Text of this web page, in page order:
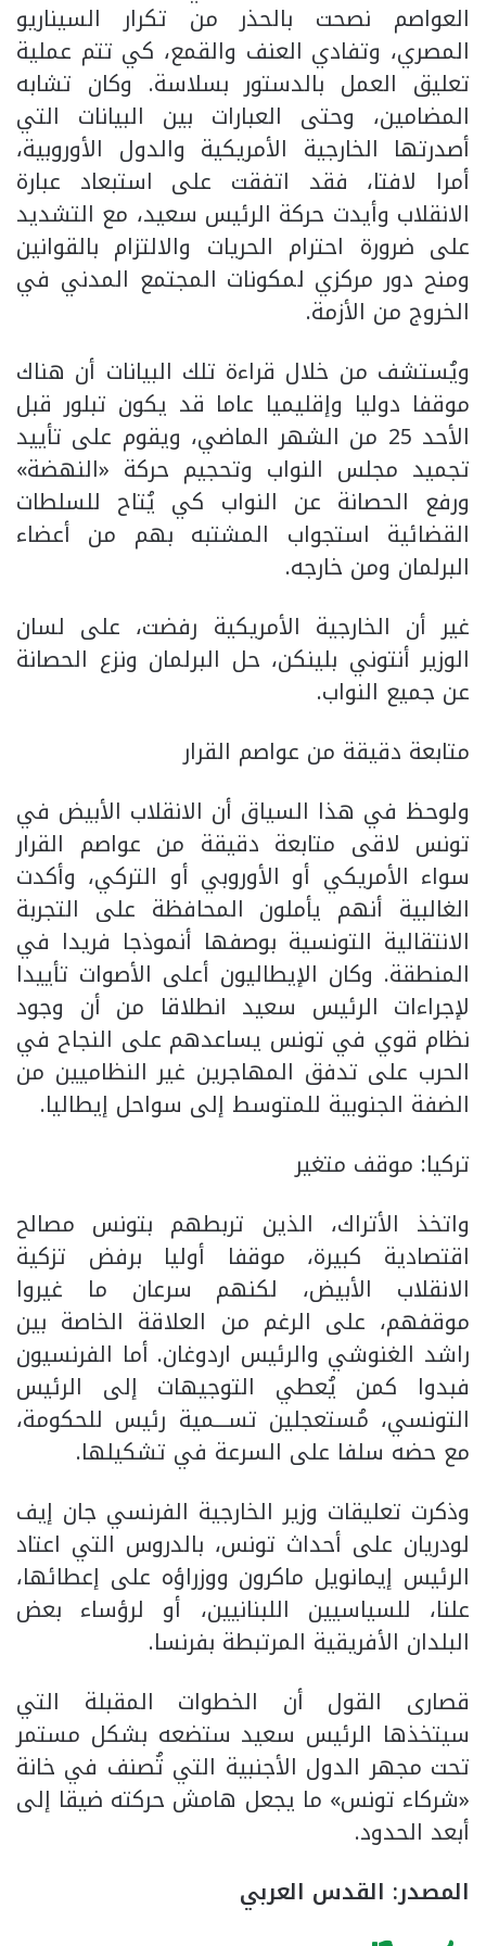
العواصم نصحت بالحذر من تكرار السيناريو
المصري، وتفادي العنف والقمع، كي تتم عملية
تعليق العمل بالدستور بسلاسة. وكان تشابه
المضامين، وحتى العبارات بين البيانات التي
أصدرتها الخارجية الأمريكية والدول الأوروبية،
أمرا لافتا، فقد اتفقت على استبعاد عبارة
الانقلاب وأيدت حركة الرئيس سعيد، مع التشديد
على ضرورة احترام الحريات والالتزام بالقوانين
ومنح دور مركزي لمكونات المجتمع المدني في
الخروج من الأزمة.
ويُستشف من خلال قراءة تلك البيانات أن هناك
موقفا دوليا وإقليميا عاما قد يكون تبلور قبل
الأحد 25 من الشهر الماضي، ويقوم على تأييد
تجميد مجلس النواب وتحجيم حركة «النهضة»
ورفع الحصانة عن النواب كي يُتاح للسلطات
القضائية استجواب المشتبه بهم من أعضاء
البرلمان ومن خارجه.
غير أن الخارجية الأمريكية رفضت، على لسان
الوزير أنتوني بلينكن، حل البرلمان ونزع الحصانة
عن جميع النواب.
متابعة دقيقة من عواصم القرار
ولوحظ في هذا السياق أن الانقلاب الأبيض في
تونس لاقى متابعة دقيقة من عواصم القرار
سواء الأمريكي أو الأوروبي أو التركي، وأكدت
الغالبية أنهم يأملون المحافظة على التجربة
الانتقالية التونسية بوصفها أنموذجا فريدا في
المنطقة. وكان الإيطاليون أعلى الأصوات تأييدا
لإجراءات الرئيس سعيد انطلاقا من أن وجود
نظام قوي في تونس يساعدهم على النجاح في
الحرب على تدفق المهاجرين غير النظاميين من
الضفة الجنوبية للمتوسط إلى سواحل إيطاليا.
تركيا: موقف متغير
واتخذ الأتراك، الذين تربطهم بتونس مصالح
اقتصادية كبيرة، موقفا أوليا برفض تزكية
الانقلاب الأبيض، لكنهم سرعان ما غيروا
موقفهم، على الرغم من العلاقة الخاصة بين
راشد الغنوشي والرئيس اردوغان. أما الفرنسيون
فبدوا كمن يُعطي التوجيهات إلى الرئيس
التونسي، مُستعجلين تســـمية رئيس للحكومة،
مع حضه سلفا على السرعة في تشكيلها.
وذكرت تعليقات وزير الخارجية الفرنسي جان إيف
لودريان على أحداث تونس، بالدروس التي اعتاد
الرئيس إيمانويل ماكرون ووزراؤه على إعطائها،
علنا، للسياسيين اللبنانيين، أو لرؤساء بعض
البلدان الأفريقية المرتبطة بفرنسا.
قصارى القول أن الخطوات المقبلة التي
سيتخذها الرئيس سعيد ستضعه بشكل مستمر
تحت مجهر الدول الأجنبية التي تُصنف في خانة
«شركاء تونس» ما يجعل هامش حركته ضيقا إلى
أبعد الحدود.
المصدر: القدس العربي